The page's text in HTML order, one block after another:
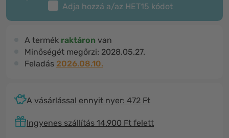
Adja hozzá a/az HET15 kódot
A termék raktáron van
Minőségét megőrzi: 2028.05.27.
Feladás 2026.08.10.
A vásárlással ennyit nyer: 472 Ft
Ingyenes szállítás 14.900 Ft felett